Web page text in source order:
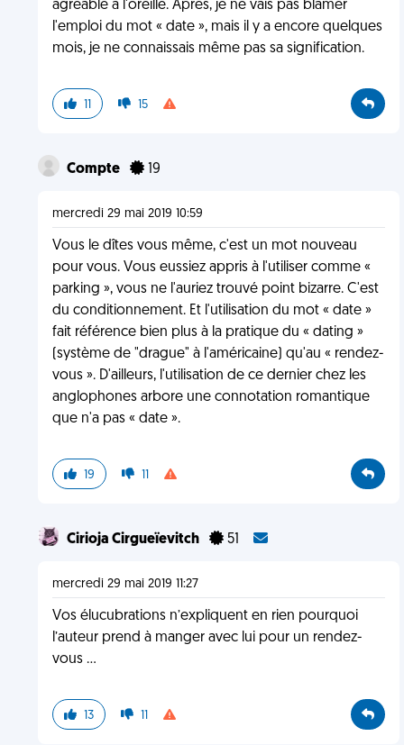
agréable à l'oreille. Après, je ne vais pas blâmer
l'emploi du mot « date », mais il y a encore quelques
mois, je ne connaissais même pas sa signification.
11 15
Compte 19
mercredi 29 mai 2019 10:59
Vous le dîtes vous même, c'est un mot nouveau
pour vous. Vous eussiez appris à l'utiliser comme «
parking », vous ne l'auriez trouvé point bizarre. C'est
du conditionnement. Et l'utilisation du mot « date »
fait référence bien plus à la pratique du « dating »
(système de "drague" à l'américaine) qu'au « rendez-
vous ». D'ailleurs, l'utilisation de ce dernier chez les
anglophones arbore une connotation romantique
que n'a pas « date ».
19 11
Cirioja Cirgueïevitch 51
mercredi 29 mai 2019 11:27
Vos élucubrations n’expliquent en rien pourquoi
l’auteur prend à manger avec lui pour un rendez-
vous ...
13 11